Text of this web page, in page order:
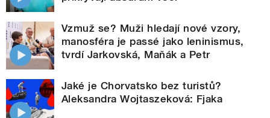
Vzmuž se? Muži hledají nové vzory,
manosféra je passé jako leninismus,
tvrdí Jarkovská, Maňák a Petr
Jaké je Chorvatsko bez turistů?
Aleksandra Wojtaszeková: Fjaka